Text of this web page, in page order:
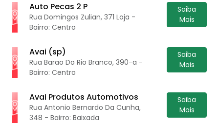
Auto Pecas 2 P
Rua Domingos Zulian, 371 Loja -
Bairro: Centro
Saiba
Mais
Avai (sp)
Rua Barao Do Rio Branco, 390-a -
Bairro: Centro
Saiba
Mais
Avai Produtos Automotivos
Rua Antonio Bernardo Da Cunha,
348 - Bairro: Baixada
Saiba
Mais